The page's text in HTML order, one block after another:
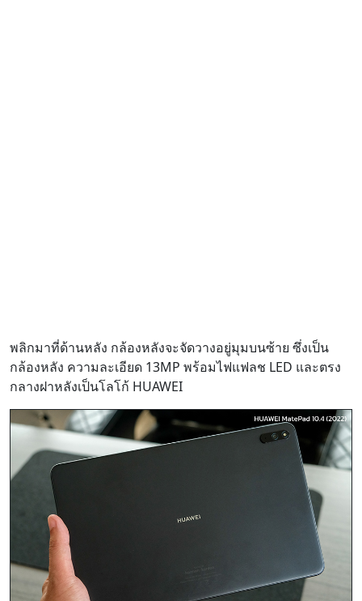
พลิกมาที่ด้านหลัง กล้องหลังจะจัดวางอยู่มุมบนซ้าย ซึ่งเป็น
กล้องหลัง ความละเอียด 13MP พร้อมไฟแฟลช LED และตรง
กลางฝาหลังเป็นโลโก้ HUAWEI